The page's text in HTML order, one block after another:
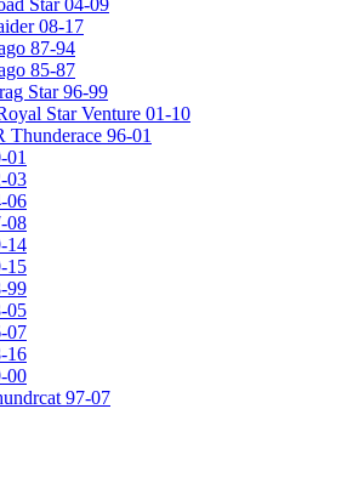
Star 04-09
08-17
87-94
85-87
Star 96-99
Star Venture 01-10
Thunderace 96-01
03
06
08
14
15
99
05
07
16
00
97-07